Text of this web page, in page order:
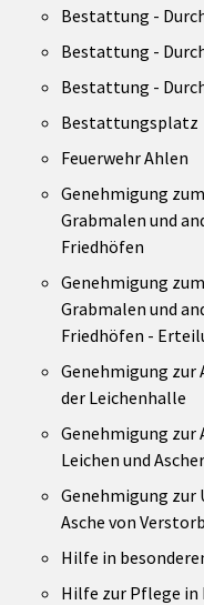
Bestattung -
Bestattung -
Bestattung -
Bestattungsplatz
Feuerwehr Ahlen
Genehmigung
Grabmalen und
Friedhöfen
Genehmigung
Grabmalen und
Friedhöfen -
Genehmigung zur
der Leichenhalle
Genehmigung zur
Leichen und
Genehmigung zur
Asche von
Hilfe in
Hilfe zur Pflege in